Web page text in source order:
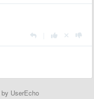
by UserEcho